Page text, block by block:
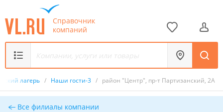
Справочник
компаний
лагерь / Наши гости-3 / район "Центр", пр-т Партизанский, 2А
Все филиалы компании